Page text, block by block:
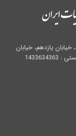
یازدهم، خیابان